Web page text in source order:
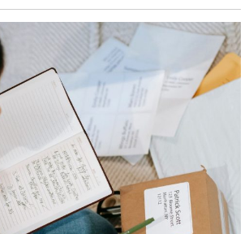
處的首要考量 對於營收穩定的創業者而
是影響淨利潤的最大因素之一。台灣的
司組織在特定條件下，比個人或行號享
。這也是許多創業者選擇成立公司好
利事業所得稅與個人綜合所得稅的稅
高稅率 台灣的個人綜合所得稅（綜
，最高可達 40%。而營利事業所得稅
相對固定且較低，目前為 20%。當您
定門檻時，將收入轉由公司承擔，可
為您節省寶貴的時間，更能憑藉專業
規細節上踩雷。他們就像是您創業旅程
您的開公司代辦流程順暢無阻。面對市
辦服務，該如何挑選？本文將深入解析
務的 5 大評選標準，並提供實用的服
可靠的合作夥伴，讓您能心無旁騖地
。 創業起步的痛點與專業代辦公司設
業夢想的您來說，成立公司代辦的過
之間的第一道高牆。根據經濟部商業
，台灣每年新設立的公司家數雖然持續